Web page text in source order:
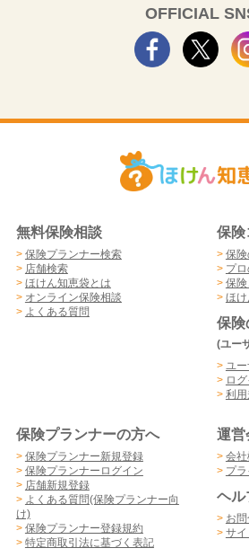
OFFICIAL
無料保険相談
> 保険プランナー検索
> 店舗検索
> ほけん知恵袋とは
> オンライン保険相談
> よくある質問
保険
> 保
> プ
> 保
> ほ
保険
(ユー
> ユ
> ロ
> 利用
保険プランナーの方へ
> 保険プランナー新規登録
> 保険プランナーログイン
> 店舗新規登録
> よくある質問(保険プランナー向
け)
> 保険プランナー登録規約
> 特定商取引法に基づく表記
運営
> 会
> プ
ヘル
> お
> サ